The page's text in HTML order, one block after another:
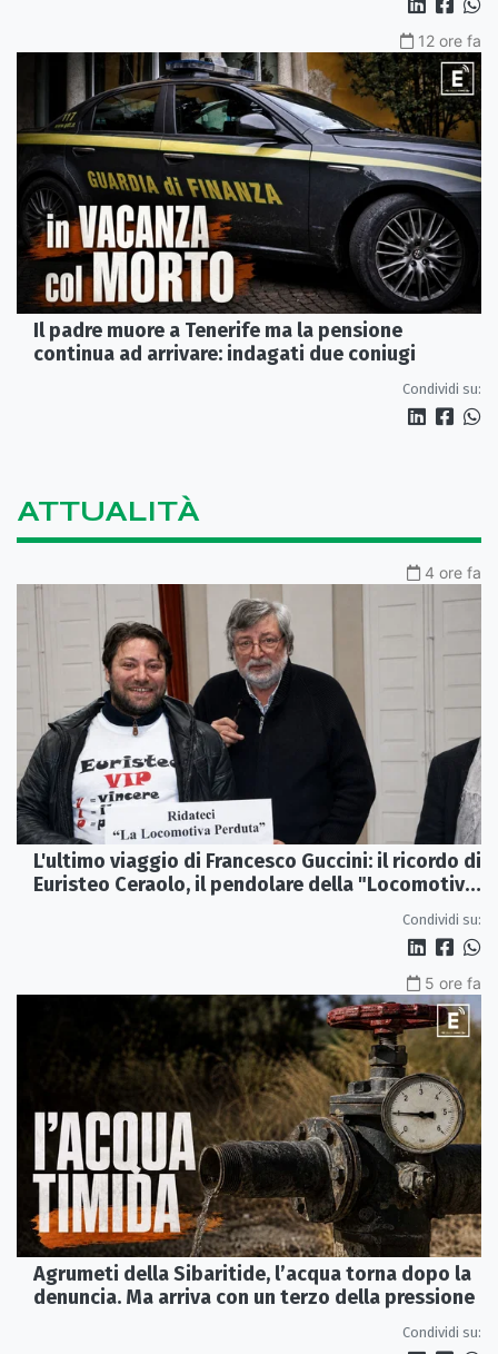
12 ore fa
Il padre muore a Tenerife ma la pensione
continua ad arrivare: indagati due coniugi
Condividi su:
ATTUALITÀ
4 ore fa
L'ultimo viaggio di Francesco Guccini: il ricordo di
Euristeo Ceraolo, il pendolare della "Locomotiva
Condividi su:
5 ore fa
Agrumeti della Sibaritide, l’acqua torna dopo la
denuncia. Ma arriva con un terzo della pressione
Condividi su: